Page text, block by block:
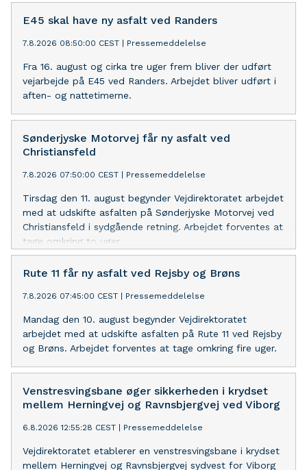
E45 skal have ny asfalt ved Randers
7.8.2026 08:50:00 CEST Pressemeddelelse
Fra 16. august og cirka tre uger frem bliver der udført
vejarbejde på E45 ved Randers. Arbejdet bliver udført i
aften- og nattetimerne.
Sønderjyske Motorvej får ny asfalt ved
Christiansfeld
7.8.2026 07:50:00 CEST Pressemeddelelse
Tirsdag den 11. august begynder Vejdirektoratet arbejdet
med at udskifte asfalten på Sønderjyske Motorvej ved
Christiansfeld i sydgående retning. Arbejdet forventes at
tage omkring to uger.
Rute 11 får ny asfalt ved Rejsby og Brøns
7.8.2026 07:45:00 CEST Pressemeddelelse
Mandag den 10. august begynder Vejdirektoratet
arbejdet med at udskifte asfalten på Rute 11 ved Rejsby
og Brøns. Arbejdet forventes at tage omkring fire uger.
Venstresvingsbane øger sikkerheden i krydset
mellem Herningvej og Ravnsbjergvej ved Viborg
6.8.2026 12:55:28 CEST Pressemeddelelse
Vejdirektoratet etablerer en venstresvingsbane i krydset
mellem Herningvej og Ravnsbjergvej sydvest for Viborg